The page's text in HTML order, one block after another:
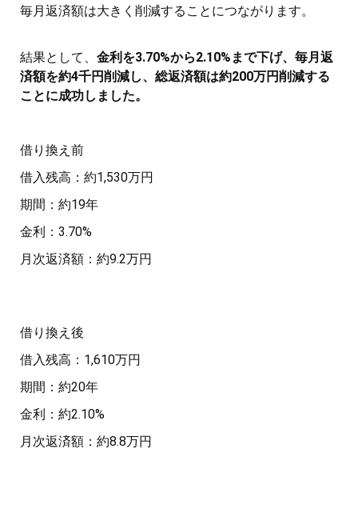
毎月返済額は大きく削減することにつながります。
結果として、 金利を3.70%から2.10%まで下げ、毎月返
済額を約4千円削減し、総返済額は約200万円削減する
ことに成功しました。
借り換え前
借入残高：約1,530万円
期間：約19年
金利：3.70%
月次返済額：約9.2万円
借り換え後
借入残高：1,610万円
期間：約20年
金利：約2.10%
月次返済額：約8.8万円